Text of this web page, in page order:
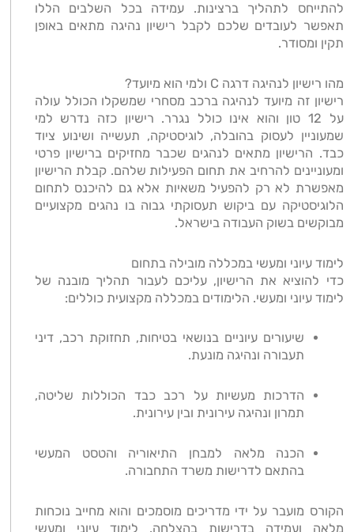
להתייחס לתהליך ברצינות. עמידה בכל השלבים הללו
תאפשר לעובדים שלכם לקבל רישיון נהיגה מתאים באופן
תקין ומסודר.
מהו רישיון לנהיגה דרגה C ולמי הוא מיועד?
רישיון זה מיועד לנהיגה ברכב מסחרי שמשקלו הכולל עולה
על 12 טון והוא אינו כולל נגרר. רישיון כזה נדרש למי
שמעוניין לעסוק בהובלה, לוגיסטיקה, תעשייה ושינוע ציוד
כבד. הרישיון מתאים לנהגים שכבר מחזיקים ברישיון פרטי
ומעוניינים להרחיב את תחום הפעילות שלהם. קבלת הרישיון
מאפשרת לא רק להפעיל משאיות אלא גם להיכנס לתחום
הלוגיסטיקה עם ביקוש תעסוקתי גבוה בו נהגים מקצועיים
מבוקשים בשוק העבודה בישראל.
לימוד עיוני ומעשי במכללה מובילה בתחום
כדי להוציא את הרישיון, עליכם לעבור תהליך מובנה של
לימוד עיוני ומעשי. הלימודים במכללה מקצועית כוללים:
שיעורים עיוניים בנושאי בטיחות, תחזוקת רכב, דיני
תעבורה ונהיגה מונעת.
הדרכות מעשיות על רכב כבד הכוללות שליטה,
תמרון ונהיגה עירונית ובין עירונית.
הכנה מלאה למבחן התיאוריה והטסט המעשי
בהתאם לדרישות משרד התחבורה.
הקורס מועבר על ידי מדריכים מוסמכים והוא מחייב נוכחות
מלאה ועמידה בדרישות בהצלחה. לימוד עיוני ומעשי